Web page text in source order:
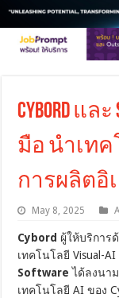
Cybord แล
มือ นำเทค
การผลิตอิ
May 8, 2025
Cybord ผู้ให้บริการ
เทคโนโลยี Visual-
Software ได้ลงนา
เทคโนโลยี AI ของ